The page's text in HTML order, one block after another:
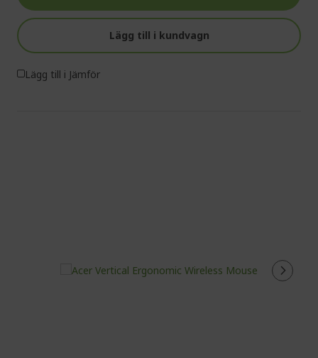
Lägg till i kundvagn
Lägg till i Jämför